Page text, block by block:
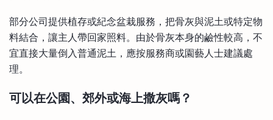
部分公司提供植存或紀念盆栽服務，把骨灰與泥土或特定物
料結合，讓主人帶回家照料。由於骨灰本身的鹼性較高，不
宜直接大量倒入普通泥土，應按服務商或園藝人士建議處
理。
可以在公園、郊外或海上撒灰嗎？